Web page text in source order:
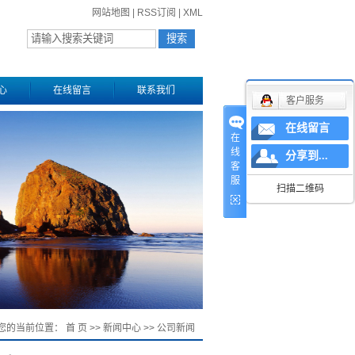
网站地图 RSS订阅 XML
在线留言 联系我们
的当前位置： 首 页 >> 新闻中心>> 公司新闻
在
线
客
服
客户服务
在线留言
分享到...
扫描二维码